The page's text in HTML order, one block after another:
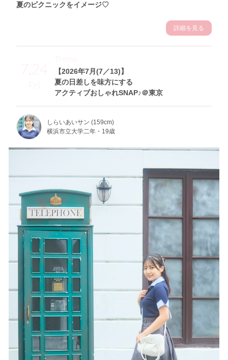
夏のピクニックをイメージ♡
詳細を見る
7.24
Fri
【2026年7月(7／13)】
夏の日差しを味方にする
アクティブおしゃれSNAP♪＠東京
Theme
しらいあいサン (159cm)
横浜市立大学二年・19歳